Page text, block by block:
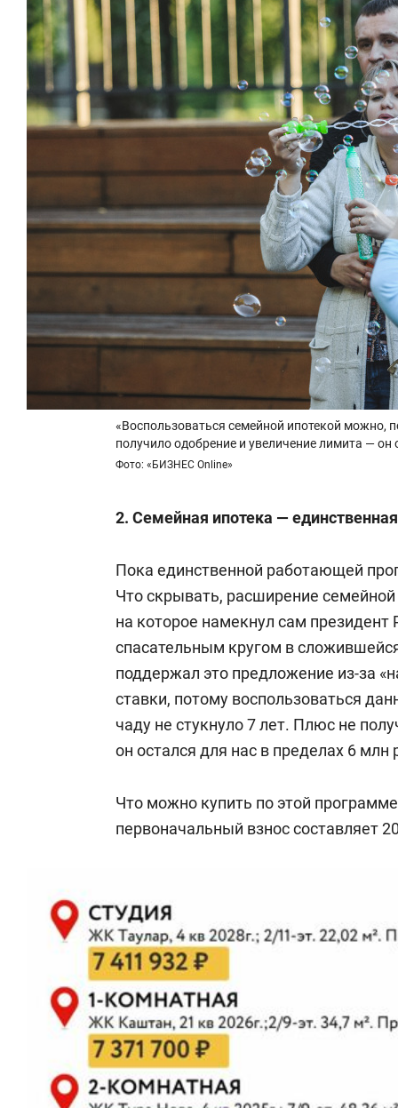
«Воспользоваться семейной ипотекой можно,
получило одобрение и увеличение лимита — он
Фото: «БИЗНЕС Online»
2. Семейная ипотека —
Пока единственной работающей
Что скрывать, расширение
на которое намекнул сам
спасательным кругом в
поддержал это предложение из-за
ставки, потому воспользоваться
чаду не стукнуло 7 лет. Плюс не
он остался для нас в пределах 6 млн
Что можно купить по этой
первоначальный взнос составляет